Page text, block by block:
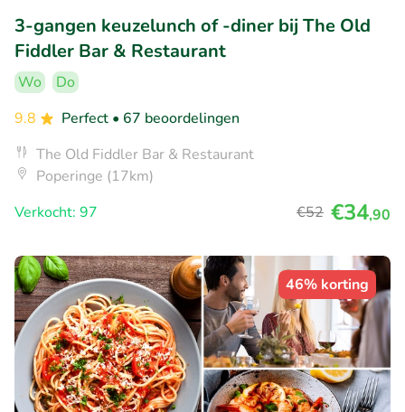
3-gangen keuzelunch of -diner bij The Old
Fiddler Bar & Restaurant
Wo
Do
9.8
Perfect • 67 beoordelingen
The Old Fiddler Bar & Restaurant
Poperinge (17km)
Verkocht: 97
€52 €34,90
46% korting